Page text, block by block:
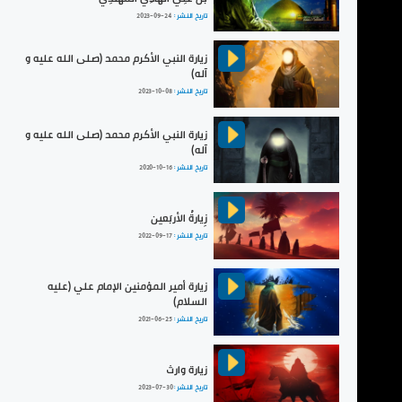
تاريخ النشر : 2023-09-24
زيارة النبي الأكرم محمد (صلى الله عليه و
آله)
تاريخ النشر :2023-10-08
زيارة النبي الأكرم محمد (صلى الله عليه و
آله)
تاريخ النشر :2020-10-16
زِيارةُ الأربَعين
تاريخ النشر :2022-09-17
زيارة أمير المؤمنين الإمام علي (عليه
السلام)
تاريخ النشر :2021-06-25
زيارة وارث
تاريخ النشر :2023-07-30